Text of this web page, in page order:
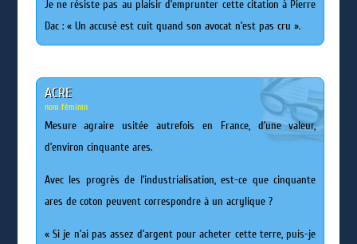
Je ne résiste pas au plaisir d’emprunter cette citation à Pierre
Dac : « Un accusé est cuit quand son avocat n’est pas cru ».
ACRE
nom féminin
Mesure agraire usitée autrefois en France, d’une valeur,
d’environ cinquante ares.
Avec les progrès de l’industrialisation, est-ce que cinquante
ares de coton peuvent correspondre à un acrylique ?
« Si je n’ai pas assez d’argent pour acheter cette terre, puis-je